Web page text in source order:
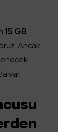
15 GB
Ancak
var.